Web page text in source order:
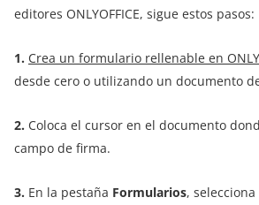
editores ONLYOFFICE, sigue estos pasos:
1. Crea un formulario rellenable en
desde cero o utilizando un documento
2. Coloca el cursor en el documento
campo de firma.
3. En la pestaña Formularios, selecciona